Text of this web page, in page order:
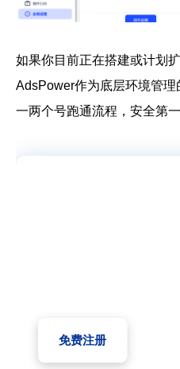
如果你目前正在搭建或计划
AdsPower作为底层环境管
一两个号跑通流程，安全第一
免费注册